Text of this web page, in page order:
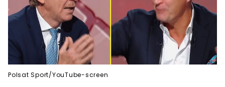
Polsat Sport/YouTube-screen